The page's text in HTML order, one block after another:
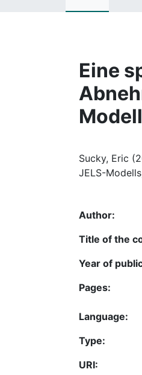
Eine
Sucky, Eric
JELS-
Author:
Title of the
Year of
Pages:
Language:
Type:
URI: